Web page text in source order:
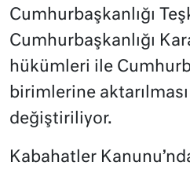
Cumhurbaşkanlığı
Cumhurbaşkanlığı
hükümleri ile
birimlerine
değiştiriliyor.
Kabahatler